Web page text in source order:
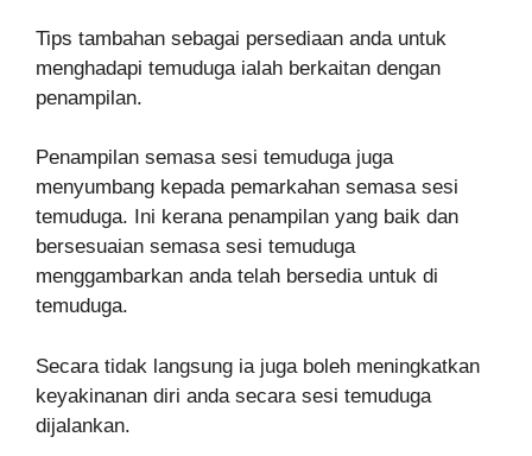
Tips tambahan sebagai persediaan anda untuk
menghadapi temuduga ialah berkaitan dengan
penampilan.
Penampilan semasa sesi temuduga juga
menyumbang kepada pemarkahan semasa sesi
temuduga. Ini kerana penampilan yang baik dan
bersesuaian semasa sesi temuduga
menggambarkan anda telah bersedia untuk di
temuduga.
Secara tidak langsung ia juga boleh meningkatkan
keyakinanan diri anda secara sesi temuduga
dijalankan.